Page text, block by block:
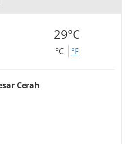
29°C
°C °F
Cerah